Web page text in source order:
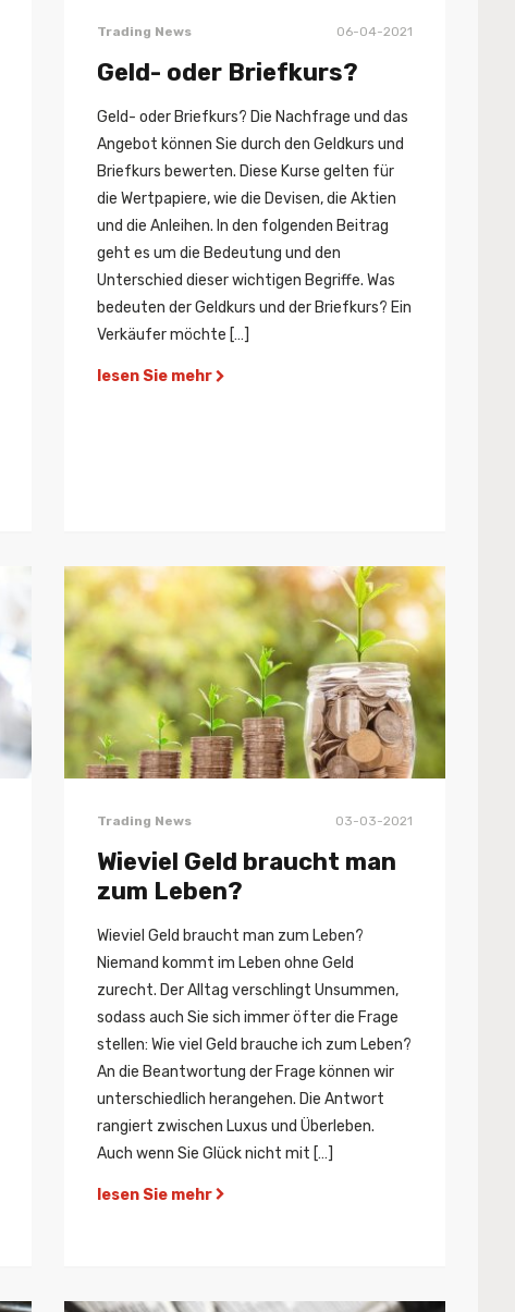
Trading News 06-04-2021
Geld- oder Briefkurs?
Geld- oder Briefkurs? Die Nachfrage und das
Angebot können Sie durch den Geldkurs und
Briefkurs bewerten. Diese Kurse gelten für
die Wertpapiere, wie die Devisen, die Aktien
und die Anleihen. In den folgenden Beitrag
geht es um die Bedeutung und den
Unterschied dieser wichtigen Begriffe. Was
bedeuten der Geldkurs und der Briefkurs? Ein
Verkäufer möchte […]
lesen Sie mehr
Trading News 03-03-2021
Wieviel Geld braucht man
zum Leben?
Wieviel Geld braucht man zum Leben?
Niemand kommt im Leben ohne Geld
zurecht. Der Alltag verschlingt Unsummen,
sodass auch Sie sich immer öfter die Frage
stellen: Wie viel Geld brauche ich zum Leben?
An die Beantwortung der Frage können wir
unterschiedlich herangehen. Die Antwort
rangiert zwischen Luxus und Überleben.
Auch wenn Sie Glück nicht mit […]
lesen Sie mehr